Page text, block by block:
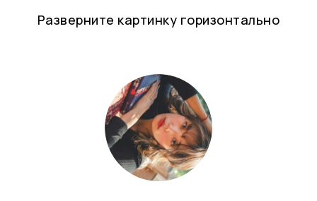
Разверните картинку горизонтально